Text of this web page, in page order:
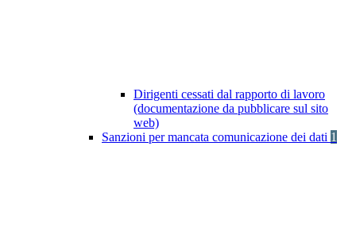
Dirigenti cessati dal rapporto di lavoro
(documentazione da pubblicare sul sito
web)
Sanzioni per mancata comunicazione dei dati 1